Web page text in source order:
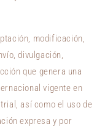
modificación,
divulgación,
que genera una
vigente en
así como el uso de
expresa y por